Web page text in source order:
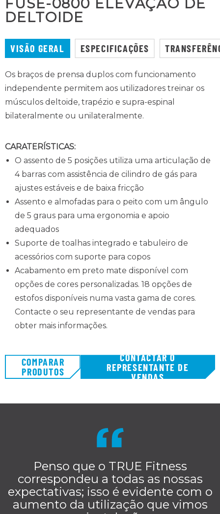
FUSE-0800 ELEVAÇÃO DE
DELTOIDE
VISÃO GERAL ESPECIFICAÇÕES
Os braços de prensa duplos com funcionamento
independente permitem aos utilizadores treinar os
músculos deltoide, trapézio e supra-espinal
bilateralmente ou unilateralmente.
CARATERÍSTICAS:
O assento de 5 posições utiliza uma articulação de
4 barras com assistência de cilindro de gás para
ajustes estáveis e de baixa fricção
Assento e almofadas para o peito com um ângulo
de 5 graus para uma ergonomia e apoio
adequados
Suporte de toalhas integrado e tabuleiro de
acessórios com suporte para copos
Acabamento em preto mate disponível com
opções de cores personalizadas. 18 opções de
estofos disponíveis numa vasta gama de cores.
Contacte o seu representante de vendas para
obter mais informações.
COMPARAR
PRODUTOS
CONTACTAR O
REPRESENTANTE DE
VENDAS
Penso que o TRUE Fitness
correspondeu a todas as nossas
expectativas; isso é evidente com o
aumento da utilização que vimos